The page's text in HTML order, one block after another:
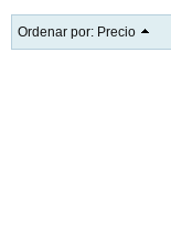
Ordenar por: Precio